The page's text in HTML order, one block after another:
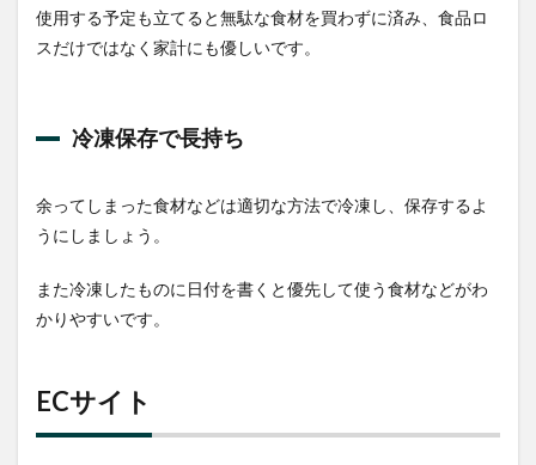
使用する予定も立てると無駄な食材を買わずに済み、食品ロ
スだけではなく家計にも優しいです。
冷凍保存で長持ち
余ってしまった食材などは適切な方法で冷凍し、保存するよ
うにしましょう。
また冷凍したものに日付を書くと優先して使う食材などがわ
かりやすいです。
ECサイト